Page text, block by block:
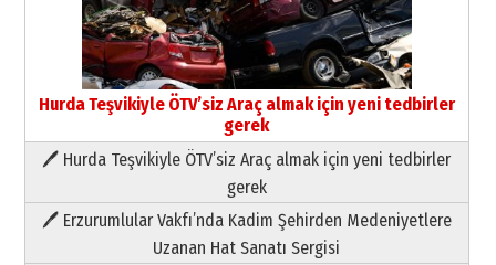
Hurda Teşvikiyle ÖTV’siz Araç almak için yeni tedbirler
gerek
🖊 Hurda Teşvikiyle ÖTV’siz Araç almak için yeni tedbirler
gerek
🖊 Erzurumlular Vakfı’nda Kadim Şehirden Medeniyetlere
Uzanan Hat Sanatı Sergisi
Paranın Aile Kültüründeki Yeri
03 Ağustos 2026 Pazartesi